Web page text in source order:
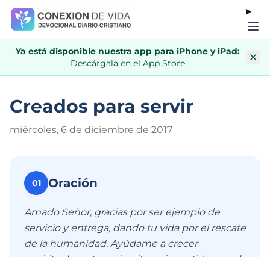
Ya está disponible nuestra app para iPhone y iPad:
Descárgala en el App Store
Creados para servir
miércoles, 6 de diciembre de 2017
01 Oración
Amado Señor, gracias por ser ejemplo de
servicio y entrega, dando tu vida por el rescate
de la humanidad. Ayúdame a crecer